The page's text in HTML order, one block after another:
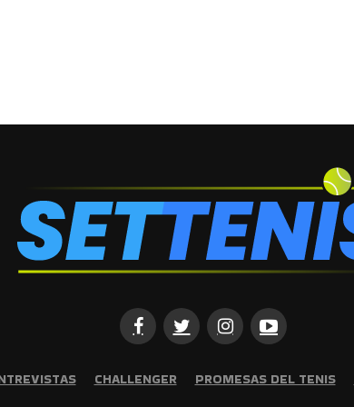
CHALLENGER PROMESAS DEL TENIS